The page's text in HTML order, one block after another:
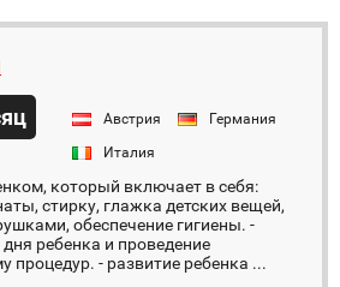
Австрия
Германия
Италия
который включает в себя:
стирку, глажка детских вещей,
обеспечение гигиены. -
ребенка и проведение
процедур. - развитие ребенка ...